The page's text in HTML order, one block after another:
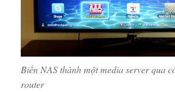
Biến NAS thành một media server qua
router